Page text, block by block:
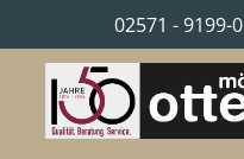
02571 - 9199-0